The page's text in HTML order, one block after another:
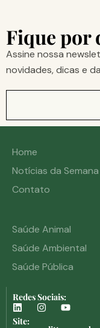
Fique por
Assine nossa
novidades, dicas e
Home
Notícias da Semana
Contato
Saúde Animal
Saúde Ambiental
Saúde Pública
Redes Sociais:
Site: